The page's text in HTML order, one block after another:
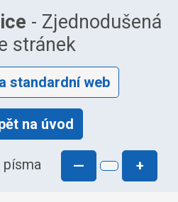
- Zjednodušená
stránek
standardní web
na úvod
— +